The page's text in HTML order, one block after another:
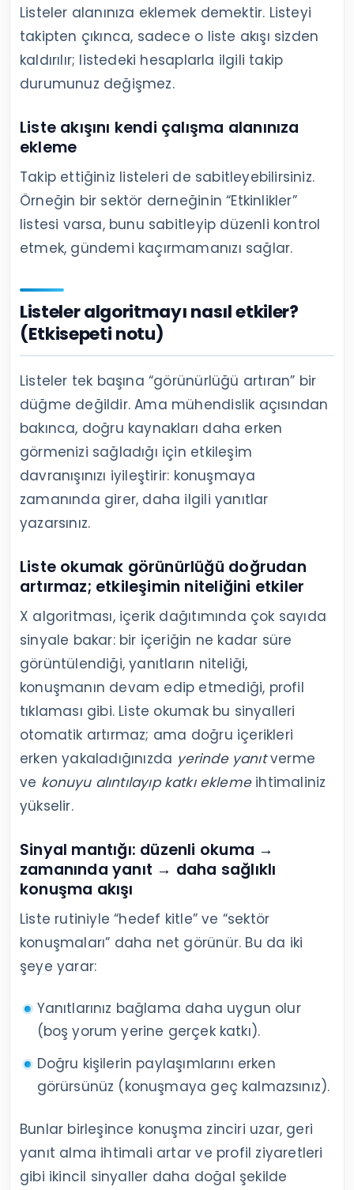
Listeler alanınıza eklemek demektir. Listeyi
takipten çıkınca, sadece o liste akışı sizden
kaldırılır; listedeki hesaplarla ilgili takip
durumunuz değişmez.
Liste akışını kendi çalışma alanınıza
ekleme
Takip ettiğiniz listeleri de sabitleyebilirsiniz.
Örneğin bir sektör derneğinin “Etkinlikler”
listesi varsa, bunu sabitleyip düzenli kontrol
etmek, gündemi kaçırmamanızı sağlar.
Listeler algoritmayı nasıl etkiler?
(Etkisepeti notu)
Listeler tek başına “görünürlüğü artıran” bir
düğme değildir. Ama mühendislik açısından
bakınca, doğru kaynakları daha erken
görmenizi sağladığı için etkileşim
davranışınızı iyileştirir: konuşmaya
zamanında girer, daha ilgili yanıtlar
yazarsınız.
Liste okumak görünürlüğü doğrudan
artırmaz; etkileşimin niteliğini etkiler
X algoritması, içerik dağıtımında çok sayıda
sinyale bakar: bir içeriğin ne kadar süre
görüntülendiği, yanıtların niteliği,
konuşmanın devam edip etmediği, profil
tıklaması gibi. Liste okumak bu sinyalleri
otomatik artırmaz; ama doğru içerikleri
erken yakaladığınızda yerinde yanıtverme
ve konuyu alıntılayıp katkı eklemeihtimaliniz
yükselir.
Sinyal mantığı: düzenli okuma →
zamanında yanıt → daha sağlıklı
konuşma akışı
Liste rutiniyle “hedef kitle” ve “sektör
konuşmaları” daha net görünür. Bu da iki
şeye yarar:
Yanıtlarınız bağlama daha uygun olur
(boş yorum yerine gerçek katkı).
Doğru kişilerin paylaşımlarını erken
görürsünüz (konuşmaya geç kalmazsınız).
Bunlar birleşince konuşma zinciri uzar, geri
yanıt alma ihtimali artar ve profil ziyaretleri
gibi ikincil sinyaller daha doğal şekilde